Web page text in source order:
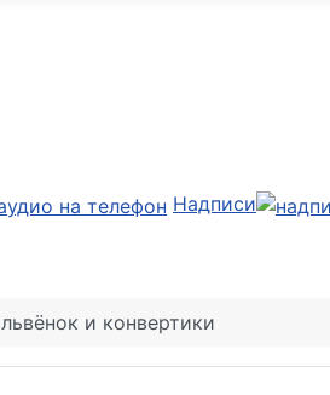
Надписи
львёнок и конвертики